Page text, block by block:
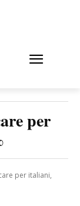
per
per italiani,